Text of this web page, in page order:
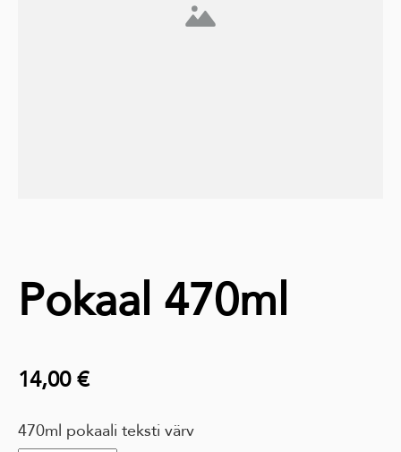
Pokaal 470ml
14,00 €
470ml pokaali teksti värv